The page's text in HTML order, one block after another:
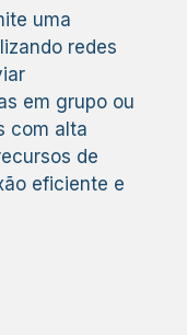
uma
redes
em grupo ou
com alta
de
eficiente e